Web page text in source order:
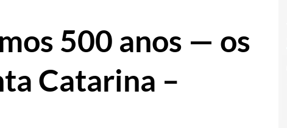
500 anos — os
Catarina –